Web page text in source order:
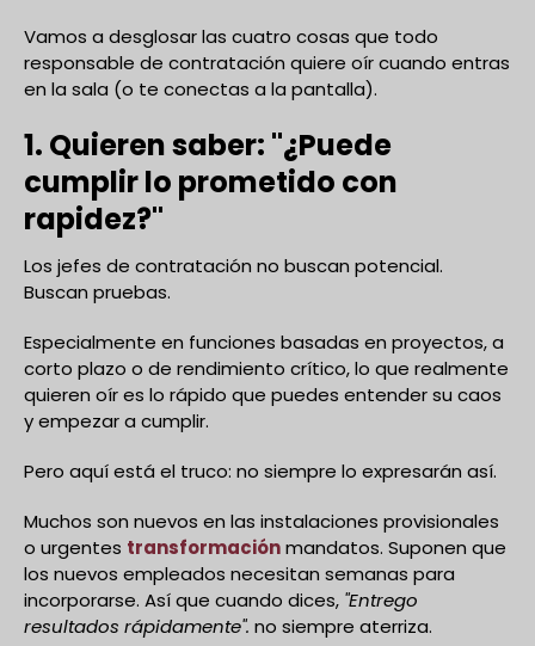
Vamos a desglosar las cuatro cosas que todo
responsable de contratación quiere oír cuando entras
en la sala (o te conectas a la pantalla).
1. Quieren saber: "¿Puede
cumplir lo prometido con
rapidez?"
Los jefes de contratación no buscan potencial.
Buscan pruebas.
Especialmente en funciones basadas en proyectos, a
corto plazo o de rendimiento crítico, lo que realmente
quieren oír es lo rápido que puedes entender su caos
y empezar a cumplir.
Pero aquí está el truco: no siempre lo expresarán así.
Muchos son nuevos en las instalaciones provisionales
o urgentes transformaciónmandatos. Suponen que
los nuevos empleados necesitan semanas para
incorporarse. Así que cuando dices, "Entrego
resultados rápidamente". no siempre aterriza.